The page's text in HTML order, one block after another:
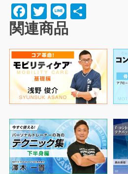
Facebook
Twitter
Line共
関連商品